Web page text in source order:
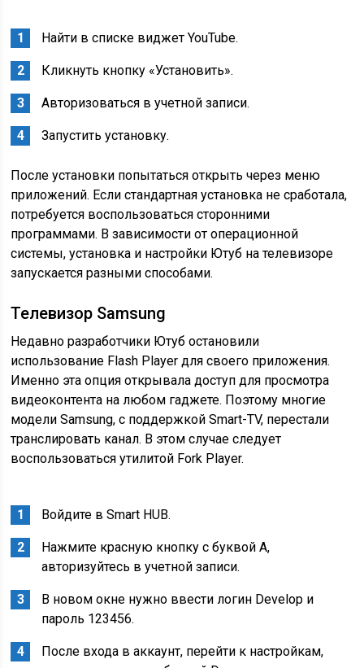
Найти в списке виджет YouTube.
Кликнуть кнопку «Установить».
Авторизоваться в учетной записи.
Запустить установку.
После установки попытаться открыть через меню
приложений. Если стандартная установка не сработала,
потребуется воспользоваться сторонними
программами. В зависимости от операционной
системы, установка и настройки Ютуб на телевизоре
запускается разными способами.
Телевизор Samsung
Недавно разработчики Ютуб остановили
использование Flash Player для своего приложения.
Именно эта опция открывала доступ для просмотра
видеоконтента на любом гаджете. Поэтому многие
модели Samsung, с поддержкой Smart-TV, перестали
транслировать канал. В этом случае следует
воспользоваться утилитой Fork Player.
Войдите в Smart HUB.
Нажмите красную кнопку с буквой А,
авторизуйтесь в учетной записи.
В новом окне нужно ввести логин Develop и
пароль 123456.
После входа в аккаунт, перейти к настройкам,